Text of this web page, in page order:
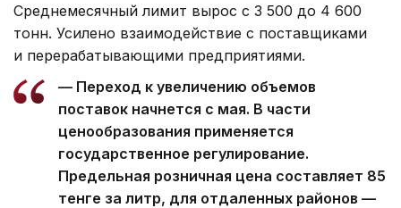
Среднемесячный лимит вырос с 3 500 до 4 600
тонн. Усилено взаимодействие с поставщиками
и перерабатывающими предприятиями.
— Переход к увеличению объемов
поставок начнется с мая. В части
ценообразования применяется
государственное регулирование.
Предельная розничная цена составляет 85
тенге за литр, для отдаленных районов —